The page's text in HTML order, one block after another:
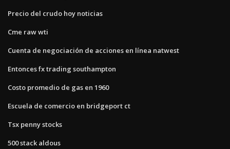
Precio del crudo hoy noticias
Cme raw wti
Cuenta de negociación de acciones en línea natwest
Entonces fx trading southampton
Costo promedio de gas en 1960
Escuela de comercio en bridgeport ct
Tsx penny stocks
500 stack aldous